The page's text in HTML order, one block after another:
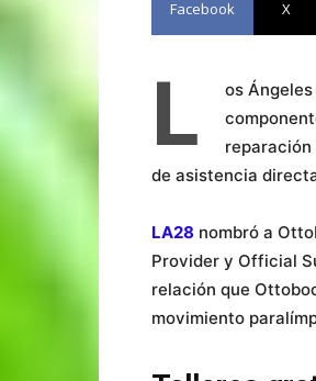
Facebook X
L os
de asistencia
LA28 nombró a
Provider y Official
relación que
movimiento